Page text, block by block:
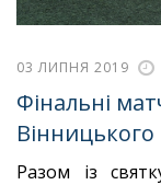
03 ЛИПНЯ 2019
Фінальні
Разом із